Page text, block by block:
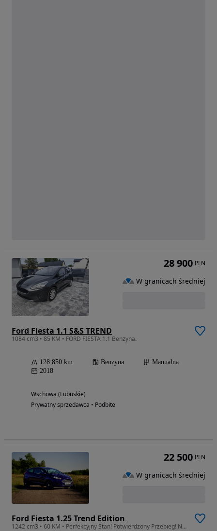
Ford Fiesta 1.1 S&S TREND
1084 cm3 • 85 KM • FORD FIESTA 1.1 Benzyna.
128 850 km Benzyna
Manualna
2018
Wschowa (Lubuskie)
Prywatny sprzedawca • Podbite
28 900 PLN
W granicach średniej
Ford Fiesta 1.25 Trend Edition
1242 cm3 • 60 KM • Perfekcyjny Stan! Potwierdzony Przebieg! Nowy Akumulator!
22 500 PLN
W granicach średniej